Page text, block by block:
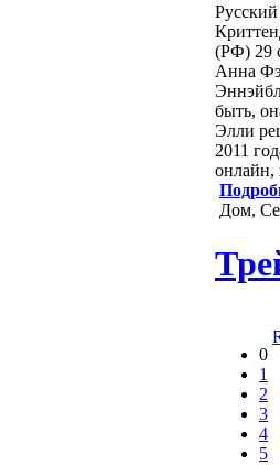
(РФ) 29
Анна
быть,
Элли
2011
онлайн,
Дом,
0
1
2
3
4
5